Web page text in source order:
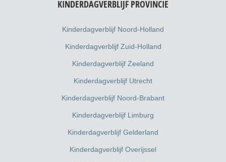
KINDERDAGVERBLIJF PROVINCIE
Kinderdagverblijf Noord-Holland
Kinderdagverblijf Zuid-Holland
Kinderdagverblijf Zeeland
Kinderdagverblijf Utrecht
Kinderdagverblijf Noord-Brabant
Kinderdagverblijf Limburg
Kinderdagverblijf Gelderland
Kinderdagverblijf Overijssel